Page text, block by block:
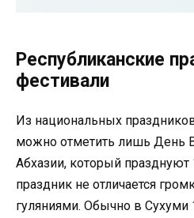
Республиканские
фестивали
Из национальных
можно отметить лишь День
Абхазии, который празднуют
праздник не отличается
гуляниями. Обычно в Сухуми